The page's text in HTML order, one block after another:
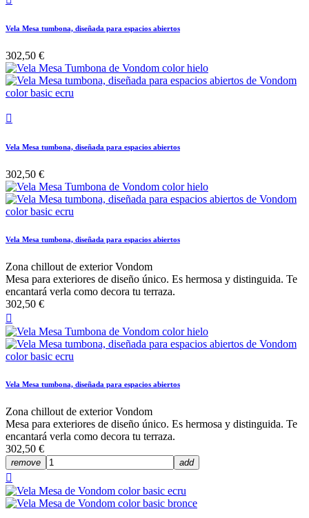
Vela Mesa tumbona, diseñada para espacios abiertos
302,50 €

Vela Mesa tumbona, diseñada para espacios abiertos
302,50 €
Vela Mesa tumbona, diseñada para espacios abiertos
Zona chillout de exterior Vondom
Mesa para exteriores de diseño único. Es hermosa y distinguida. Te
encantará verla como decora tu terraza.
302,50 €

Vela Mesa tumbona, diseñada para espacios abiertos
Zona chillout de exterior Vondom
Mesa para exteriores de diseño único. Es hermosa y distinguida. Te
encantará verla como decora tu terraza.
302,50 €
remove add
